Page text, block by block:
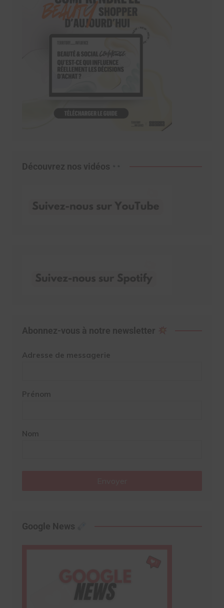
Découvrez nos vidéos
Abonnez-vous à notre newsletter
Adresse de messagerie
Prénom
Nom
Google News